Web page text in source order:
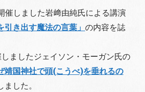
催しました岩﨑由純氏による講演
引き出す魔法の言葉」 の内容を誌
ましたジェイソン・モーガン氏の
靖国神社で頭(こうべ)を垂れるの
した。